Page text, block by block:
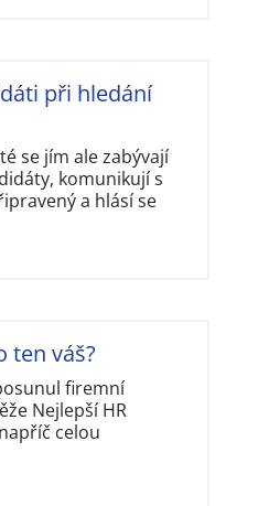
při hledání
se jím ale zabývají
komunikují s
a hlásí se
ten váš?
firemní
Nejlepší HR
celou